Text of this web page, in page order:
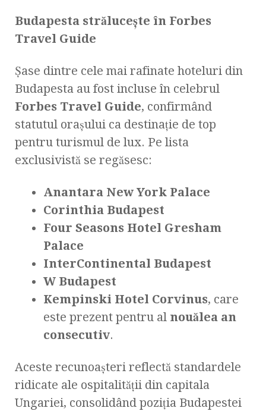
Budapesta strălucește în Forbes
Travel Guide
Șase dintre cele mai rafinate hoteluri din
Budapesta au fost incluse în celebrul
Forbes Travel Guide, confirmând
statutul orașului ca destinație de top
pentru turismul de lux. Pe lista
exclusivistă se regăsesc:
Anantara New York Palace
Corinthia Budapest
Four Seasons Hotel Gresham
Palace
InterContinental Budapest
W Budapest
Kempinski Hotel Corvinus, care
este prezent pentru al nouălea an
consecutiv.
Aceste recunoașteri reflectă standardele
ridicate ale ospitalității din capitala
Ungariei, consolidând poziția Budapestei